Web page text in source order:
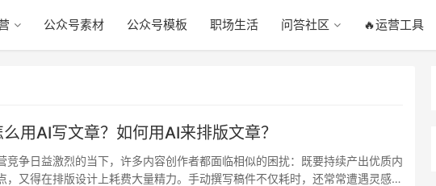
公众号素材 公众号模板 职场生活 问答社区 🔥运营工具
用AI写文章？如何用AI来排版文章？
竞争日益激烈的当下，许多内容创作者都面临相似的困扰：既要持续产出优质内
，又得在排版设计上耗费大量精力。手动撰写稿件不仅耗时，还常常遭遇灵感瓶